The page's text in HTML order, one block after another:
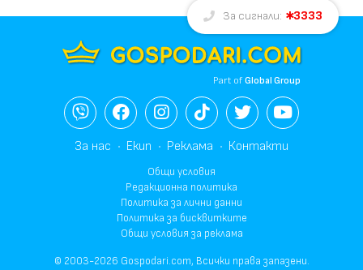
За сигнали: 3333
Part ofGlobal Group
За нас Екип Реклама Контакти
Общи условия
Редакционна политика
Политика за лични данни
Политика за бисквитките
Общи условия за реклама
© 2003-2026 Gospodari.com, Всички права запазени.